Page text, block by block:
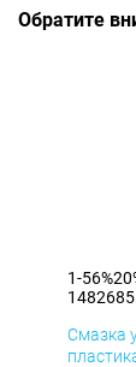
Обратите
1-
Смазка